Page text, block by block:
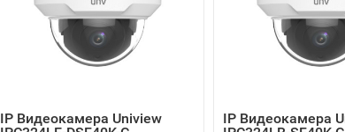
IP Видеокамера Uniview
IP Видеокамера